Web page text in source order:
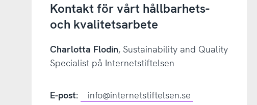
Kontakt för vårt hållbarhets-
och kvalitetsarbete
Charlotta Flodin, Sustainability and Quality
Specialist på Internetstiftelsen
E-post: info@internetstiftelsen.se